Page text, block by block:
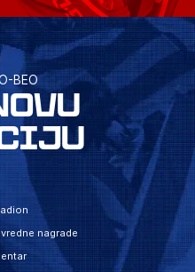
BEO
nagrade